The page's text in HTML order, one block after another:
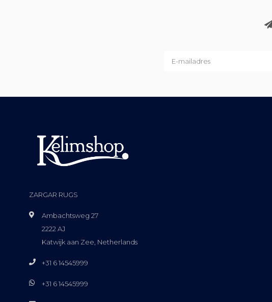
ZARGAR RUGS
Ambachtsweg 27
2222 AJ
Katwijk aan Zee, Netherlands
+31 6 14545999
+31 6 14545999